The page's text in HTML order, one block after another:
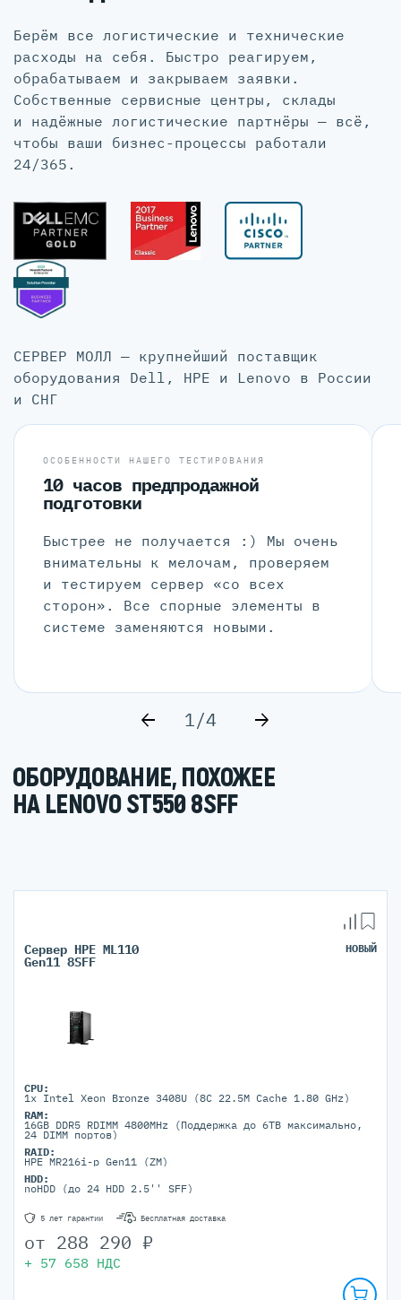
Берём все логистические и технические
расходы на себя. Быстро реагируем,
обрабатываем и закрываем заявки.
Собственные сервисные центры, склады
и надёжные логистические партнёры — всё,
чтобы ваши бизнес-процессы работали
24/365.
СЕРВЕР МОЛЛ — крупнейший поставщик
оборудования Dell, HPE и Lenovo в России
и СНГ
ОСОБЕННОСТИ НАШЕГО ТЕСТИРОВАНИЯ
10 часов предпродажной
подготовки
Быстрее не получается :) Мы очень
внимательны к мелочам, проверяем
и тестируем сервер «со всех
сторон». Все спорные элементы в
системе заменяются новыми.
1/4
ОБОРУДОВАНИЕ, ПОХОЖЕЕ
НА LENOVO ST550 8SFF
Сервер HPE ML110
Gen11 8SFF
НОВЫЙ
CPU:
1x Intel Xeon Bronze 3408U (8C 22.5M Cache 1.80 GHz)
RAM:
16GB DDR5 RDIMM 4800MHz (Поддержка до 6TB максимально,
24 DIMM портов)
RAID:
HPE MR216i-p Gen11 (ZM)
HDD:
noHDD (до 24 HDD 2.5'' SFF)
5 лет гарантии Бесплатная доставка
от 288 290 ₽
+ 57 658 НДС